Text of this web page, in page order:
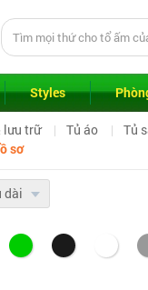
Styles
lưu trữ Tủ áo Tủ
sơ
dài